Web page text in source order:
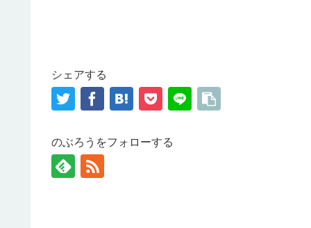
シェアする
のぶろうをフォローする